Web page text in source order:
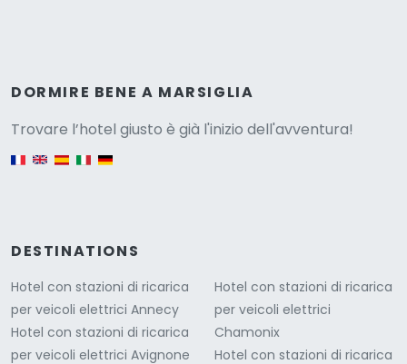
DORMIRE BENE A MARSIGLIA
Trovare l’hotel giusto è già l'inizio dell'avventura!
DESTINATIONS
Hotel con stazioni di ricarica
per veicoli elettrici Annecy
Hotel con stazioni di ricarica
per veicoli elettrici Avignone
Hotel con stazioni di ricarica
per veicoli elettrici
Chamonix
Hotel con stazioni di ricarica